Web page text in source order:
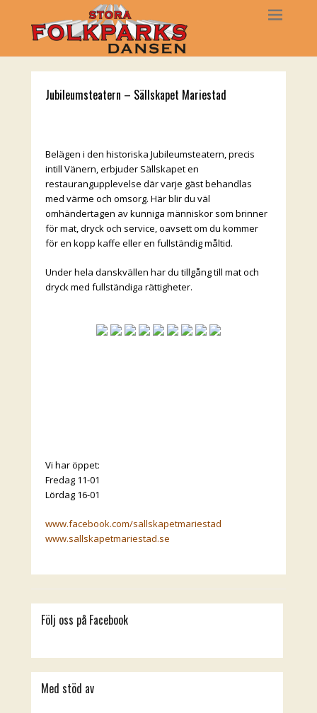
Jubileumsteatern – Sällskapet Mariestad
Belägen i den historiska Jubileumsteatern, precis
intill Vänern, erbjuder Sällskapet en
restaurangupplevelse där varje gäst behandlas
med värme och omsorg. Här blir du väl
omhändertagen av kunniga människor som brinner
för mat, dryck och service, oavsett om du kommer
för en kopp kaffe eller en fullständig måltid.
Under hela danskvällen har du tillgång till mat och
dryck med fullständiga rättigheter.
Vi har öppet:
Fredag 11-01
Lördag 16-01
www.facebook.com/sallskapetmariestad
www.sallskapetmariestad.se
Följ oss på Facebook
Med stöd av